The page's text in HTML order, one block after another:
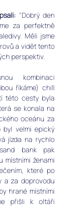
"Dobrý den
za perfektně
Měli jsme
a vidět tento
perspektiv.
kombinaci
říkáme) chill
této cesty byla
se konala na
oceánu za
byl velmi epický
jízda na rychlo
bank pak
místními ženami
které po
a za doprovodu
hrané místními
přišli k oltáři